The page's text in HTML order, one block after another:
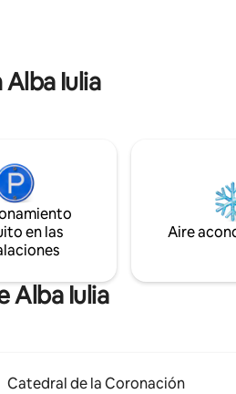
Iulia
en las
Aire
Alba Iulia
Catedral de la Coronación